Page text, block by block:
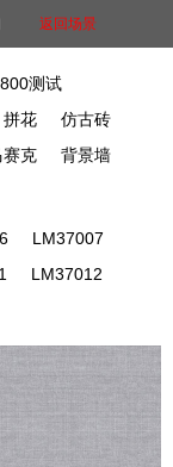
返回场景
测试
拼花
仿古砖
赛克
背景墙
LM37007
LM37012